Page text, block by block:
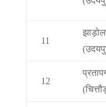
11
झाड़ोल
12